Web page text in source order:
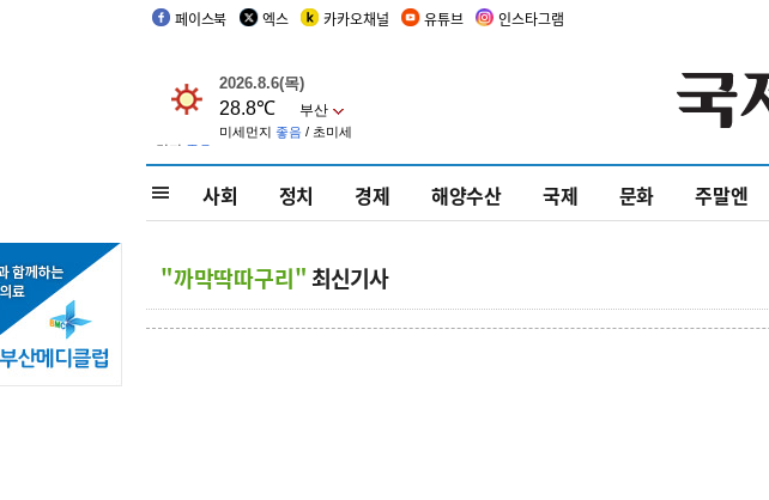
페이스북 엑스 카카오채널 유튜브 인스타그램
사회 정치 경제 해양수산 국제 문화 주말엔
"까막딱따구리"최신기사